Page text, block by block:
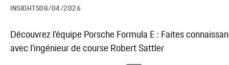
INSIGHTS08/04/2026
Découvrez l'équipe Porsche Formula E : Faites
avec l'ingénieur de course Robert Sattler